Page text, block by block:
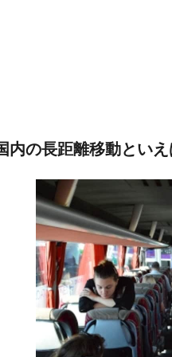
内の長距離移動とい